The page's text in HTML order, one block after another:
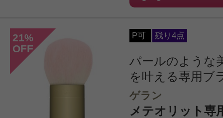
21%
OFF
P可 残り4点
パールのような
を叶える専用ブ
ゲラン
メテオリット専